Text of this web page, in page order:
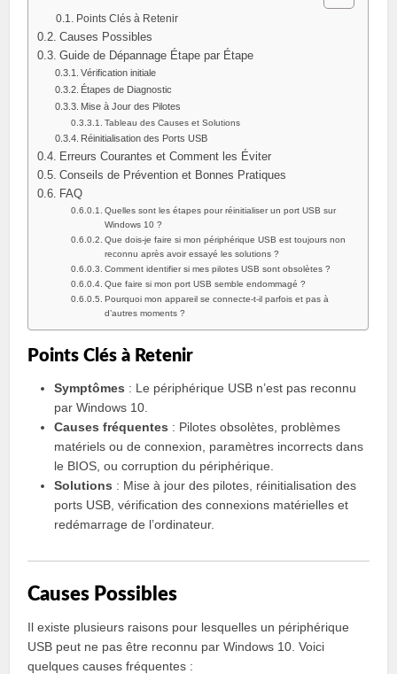
Points Clés à Retenir
Causes Possibles
Guide de Dépannage Étape par Étape
Vérification initiale
Étapes de Diagnostic
Mise à Jour des Pilotes
Tableau des Causes et Solutions
Réinitialisation des Ports USB
Erreurs Courantes et Comment les Éviter
Conseils de Prévention et Bonnes Pratiques
FAQ
Quelles sont les étapes pour réinitialiser un port USB sur
Windows 10 ?
Que dois-je faire si mon périphérique USB est toujours non
reconnu après avoir essayé les solutions ?
Comment identifier si mes pilotes USB sont obsolètes ?
Que faire si mon port USB semble endommagé ?
Pourquoi mon appareil se connecte-t-il parfois et pas à
d’autres moments ?
Points Clés à Retenir
Symptômes : Le périphérique USB n’est pas reconnu
par Windows 10.
Causes fréquentes : Pilotes obsolètes, problèmes
matériels ou de connexion, paramètres incorrects dans
le BIOS, ou corruption du périphérique.
Solutions : Mise à jour des pilotes, réinitialisation des
ports USB, vérification des connexions matérielles et
redémarrage de l’ordinateur.
Causes Possibles
Il existe plusieurs raisons pour lesquelles un périphérique
USB peut ne pas être reconnu par Windows 10. Voici
quelques causes fréquentes :